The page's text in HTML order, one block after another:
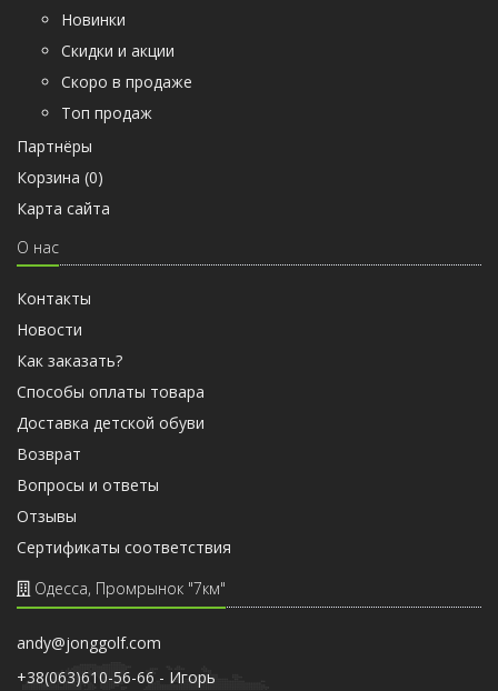
Новинки
Скидки и акции
Скоро в продаже
Топ продаж
Партнёры
Корзина (0)
Карта сайта
О нас
Контакты
Новости
Как заказать?
Способы оплаты товара
Доставка детской обуви
Возврат
Вопросы и ответы
Отзывы
Cертификаты соответствия
Одесса, Промрынок "7км"
andy@jonggolf.com
+38(063)610-56-66 - Игорь